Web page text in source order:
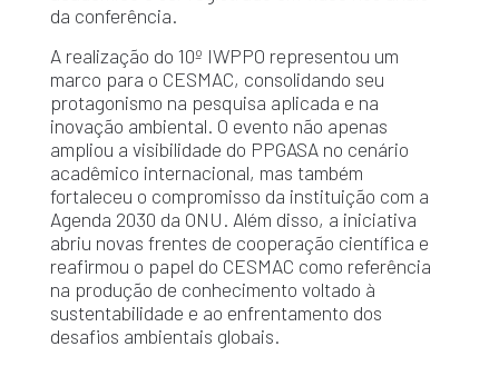
da conferência.
A realização do 10º IWPPO representou um
marco para o CESMAC, consolidando seu
protagonismo na pesquisa aplicada e na
inovação ambiental. O evento não apenas
ampliou a visibilidade do PPGASA no cenário
acadêmico internacional, mas também
fortaleceu o compromisso da instituição com a
Agenda 2030 da ONU. Além disso, a iniciativa
abriu novas frentes de cooperação científica e
reafirmou o papel do CESMAC como referência
na produção de conhecimento voltado à
sustentabilidade e ao enfrentamento dos
desafios ambientais globais.